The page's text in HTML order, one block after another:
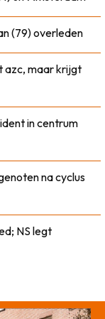
(79) overleden
azc, maar krijgt
in centrum
na cyclus
NS legt